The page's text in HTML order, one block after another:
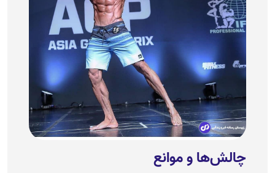
چالش‌ها و موانع